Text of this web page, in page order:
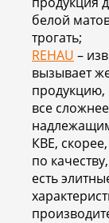
белой
трогать;
REHAU –
вызывает
продукцию,
все
КВЕ,
по
есть